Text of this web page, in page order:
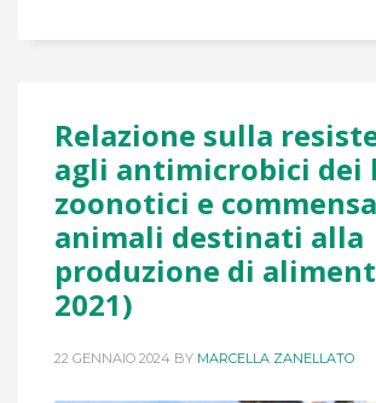
Relazione sulla
agli antimicrobici dei
zoonotici e
animali destinati alla
produzione di
2021)
22 GENNAIO 2024 BY MARCELLA ZANELLATO